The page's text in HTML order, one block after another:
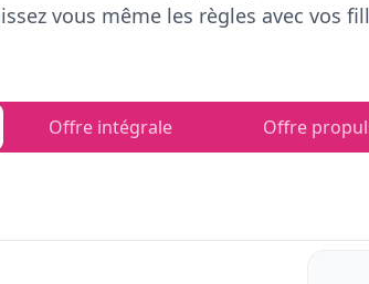
vous même les règles avec vos
Offre intégrale Offre